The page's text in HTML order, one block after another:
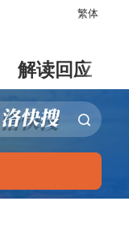
繁体
解读回应